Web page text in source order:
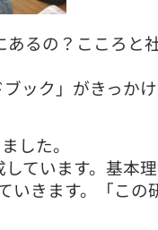
るの？こころと
ック」がきっか
した。
ています。基本
きます。「この